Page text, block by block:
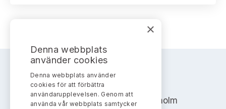
Ledamöter
Huvudmän
Uttalanden sorterade ämnesvis
Sök uttalanden
Avgifter
Bildarkiv
Kontakt angående ansökningar och uttalanden
Kontakt administrativa ärenden
AKTIEMARKNADSNÄMNDEN
Address: Box 7354, 103 90 Stockholm
×
Denna webbplats
använder cookies
Denna webbplats använder
cookies för att förbättra
användarupplevelsen. Genom att
använda vår webbplats samtycker